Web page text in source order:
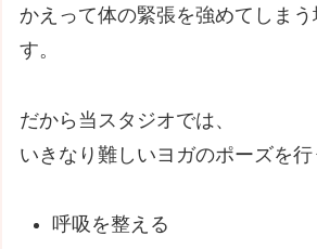
かえって体の緊張を強めてしまう
す。
だから当スタジオでは、
いきなり難しいヨガのポーズを行
呼吸を整える